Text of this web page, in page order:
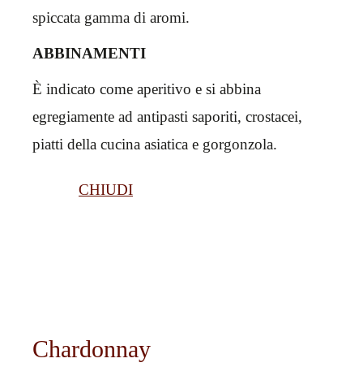
spiccata gamma di aromi.
ABBINAMENTI
È indicato come aperitivo e si abbina
egregiamente ad antipasti saporiti, crostacei,
piatti della cucina asiatica e gorgonzola.
CHIUDI
Chardonnay